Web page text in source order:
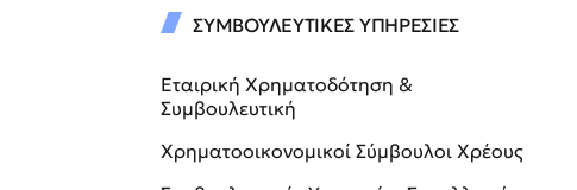
ΣΥΜΒΟΥΛΕΥΤΙΚΕΣ ΥΠΗΡΕΣΙΕΣ
Εταιρική Χρηματοδότηση &
Συμβουλευτική
Χρηματοοικονομικοί Σύμβουλοι Χρέους